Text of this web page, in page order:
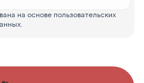
на основе пользовательских